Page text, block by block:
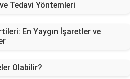
Tedavi Yöntemleri
En Yaygın İşaretler ve
Olabilir?